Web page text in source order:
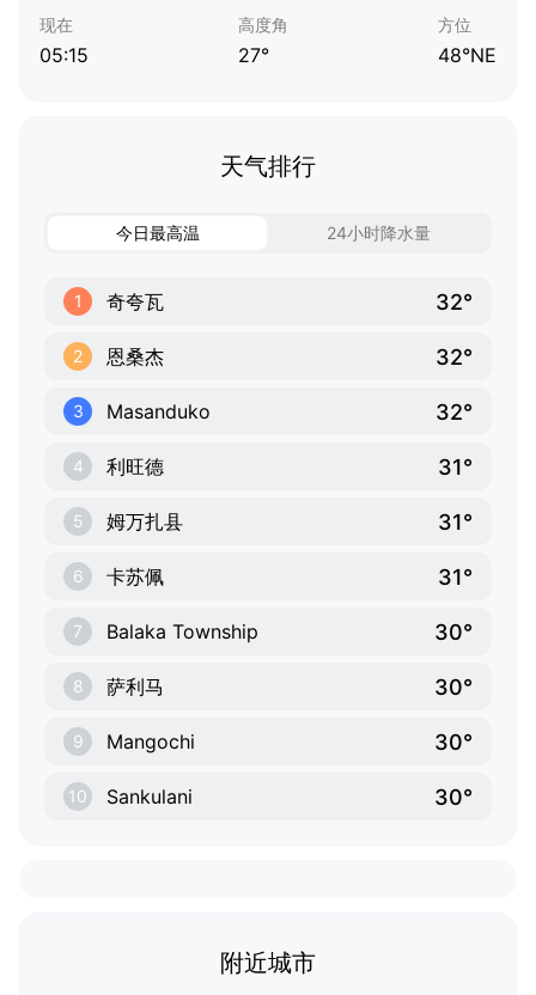
现在
05:15
高度角
27°
方位
48°NE
天气排行
今日最高温 24小时降水量
1 奇夸瓦 32°
2 恩桑杰 32°
3 Masanduko 32°
4 利旺德 31°
5 姆万扎县 31°
6 卡苏佩 31°
7 Balaka Township 30°
8 萨利马 30°
9 Mangochi 30°
10 Sankulani 30°
附近城市